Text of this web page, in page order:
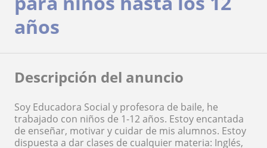
años
Descripción del anuncio
Soy Educadora Social y profesora de baile, he
trabajado con niños de 1-12 años. Estoy encantada
de enseñar, motivar y cuidar de mis alumnos. Estoy
dispuesta a dar clases de cualquier materia: Inglés,